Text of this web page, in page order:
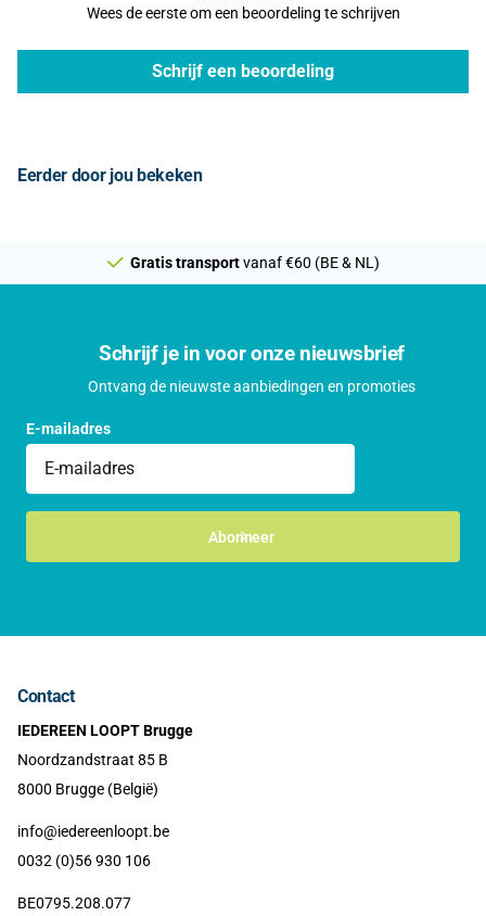
Wees de eerste om een beoordeling te schrijven
Schrijf een beoordeling
Eerder door jou bekeken
Gratis transportvanaf €60 (BE & NL)
Schrijf je in voor onze nieuwsbrief
Ontvang de nieuwste aanbiedingen en promoties
E-mailadres
Abonneer
Contact
IEDEREEN LOOPT Brugge
Noordzandstraat 85 B
8000 Brugge (België)
info@iedereenloopt.be
0032 (0)56 930 106
BE0795.208.077